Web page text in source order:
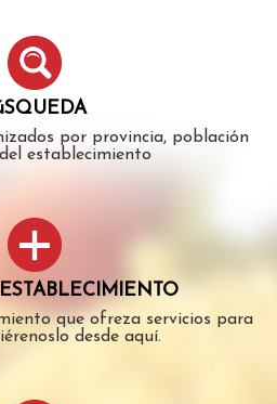
por provincia, población
establecimiento
que ofreza servicios para
desde aquí.